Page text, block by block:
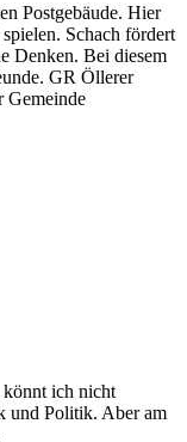
Postgebäude. Hier
Schach fördert
Denken. Bei diesem
GR Öllerer
Gemeinde
ich nicht
und Politik. Aber am